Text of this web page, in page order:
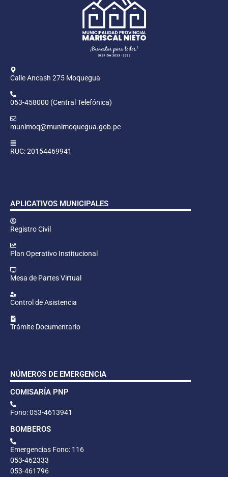
Calle Ancash 275 Moquegua
053-458000 (Central Telefónica)
munimoq@munimoquegua.gob.pe
RUC: 20154469941
APLICATIVOS MUNICIPALES
Registro Civil
Plan Operativo Institucional
Mesa de Partes Virtual
Control de Asistencia
Trámite Documentario
NÚMEROS DE EMERGENCIA
COMISARÍA PNP
Fono: 053-4613941
BOMBEROS
Emergencias Fono: 116
053-462333
053-461796